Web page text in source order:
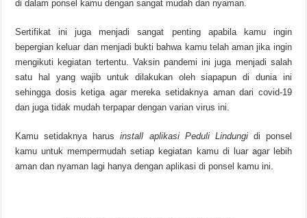
di dalam ponsel kamu dengan sangat mudah dan nyaman.
Sertifikat ini juga menjadi sangat penting apabila kamu ingin
bepergian keluar dan menjadi bukti bahwa kamu telah aman jika ingin
mengikuti kegiatan tertentu. Vaksin pandemi ini juga menjadi salah
satu hal yang wajib untuk dilakukan oleh siapapun di dunia ini
sehingga dosis ketiga agar mereka setidaknya aman dari covid-19
dan juga tidak mudah terpapar dengan varian virus ini.
Kamu setidaknya harusinstall aplikasi Peduli Lindungi di ponsel
kamu untuk mempermudah setiap kegiatan kamu di luar agar lebih
aman dan nyaman lagi hanya dengan aplikasi di ponsel kamu ini.